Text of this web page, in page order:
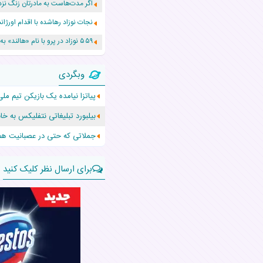
اگر مدت‌هاست به مادرتان زنگ
نجات نوزاد رهاشده با اقدام
۵۵۹ نوزاد در پرو با نام «هالند» به دنیا آمدند!
افزایش قد این دختر، چند
حرکت غیرقانونی یک پرستار، جان
عجیب‌ترین تولد در ۵/۵/۵ امسال که همه را شوکه کرد!
وبگردی
پیاتزا نیامده یک بازیکن تیم
بیلبورد تبلیغاتی نتفلیکس به
جملاتی که حتی در عصبانیت
برای ارسال نظر کلیک کنید